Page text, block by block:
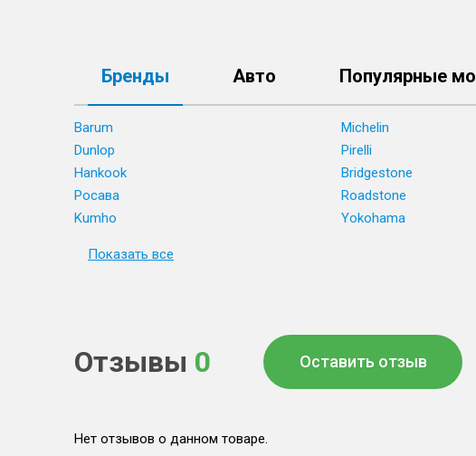
Бренды Авто Популярные
Barum Michelin
Dunlop
Pirelli
Hankook
Bridgestone
Росава
Roadstone
Kumho
Yokohama
Показать все
Отзывы 0 Оставить отзыв
Нет отзывов о данном товаре.